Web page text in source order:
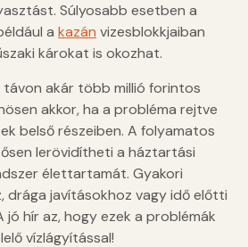
Súlyosabb esetben a
a kazán vizesblokkjaiban
károkat is okozhat.
távon akár több millió forintos
akkor, ha a probléma rejtve
belső részeiben. A folyamatos
lerövidítheti a háztartási
élettartamát. Gyakori
drága javításokhoz vagy idő előtti
hír az, hogy ezek a problémák
vízlágyítással!